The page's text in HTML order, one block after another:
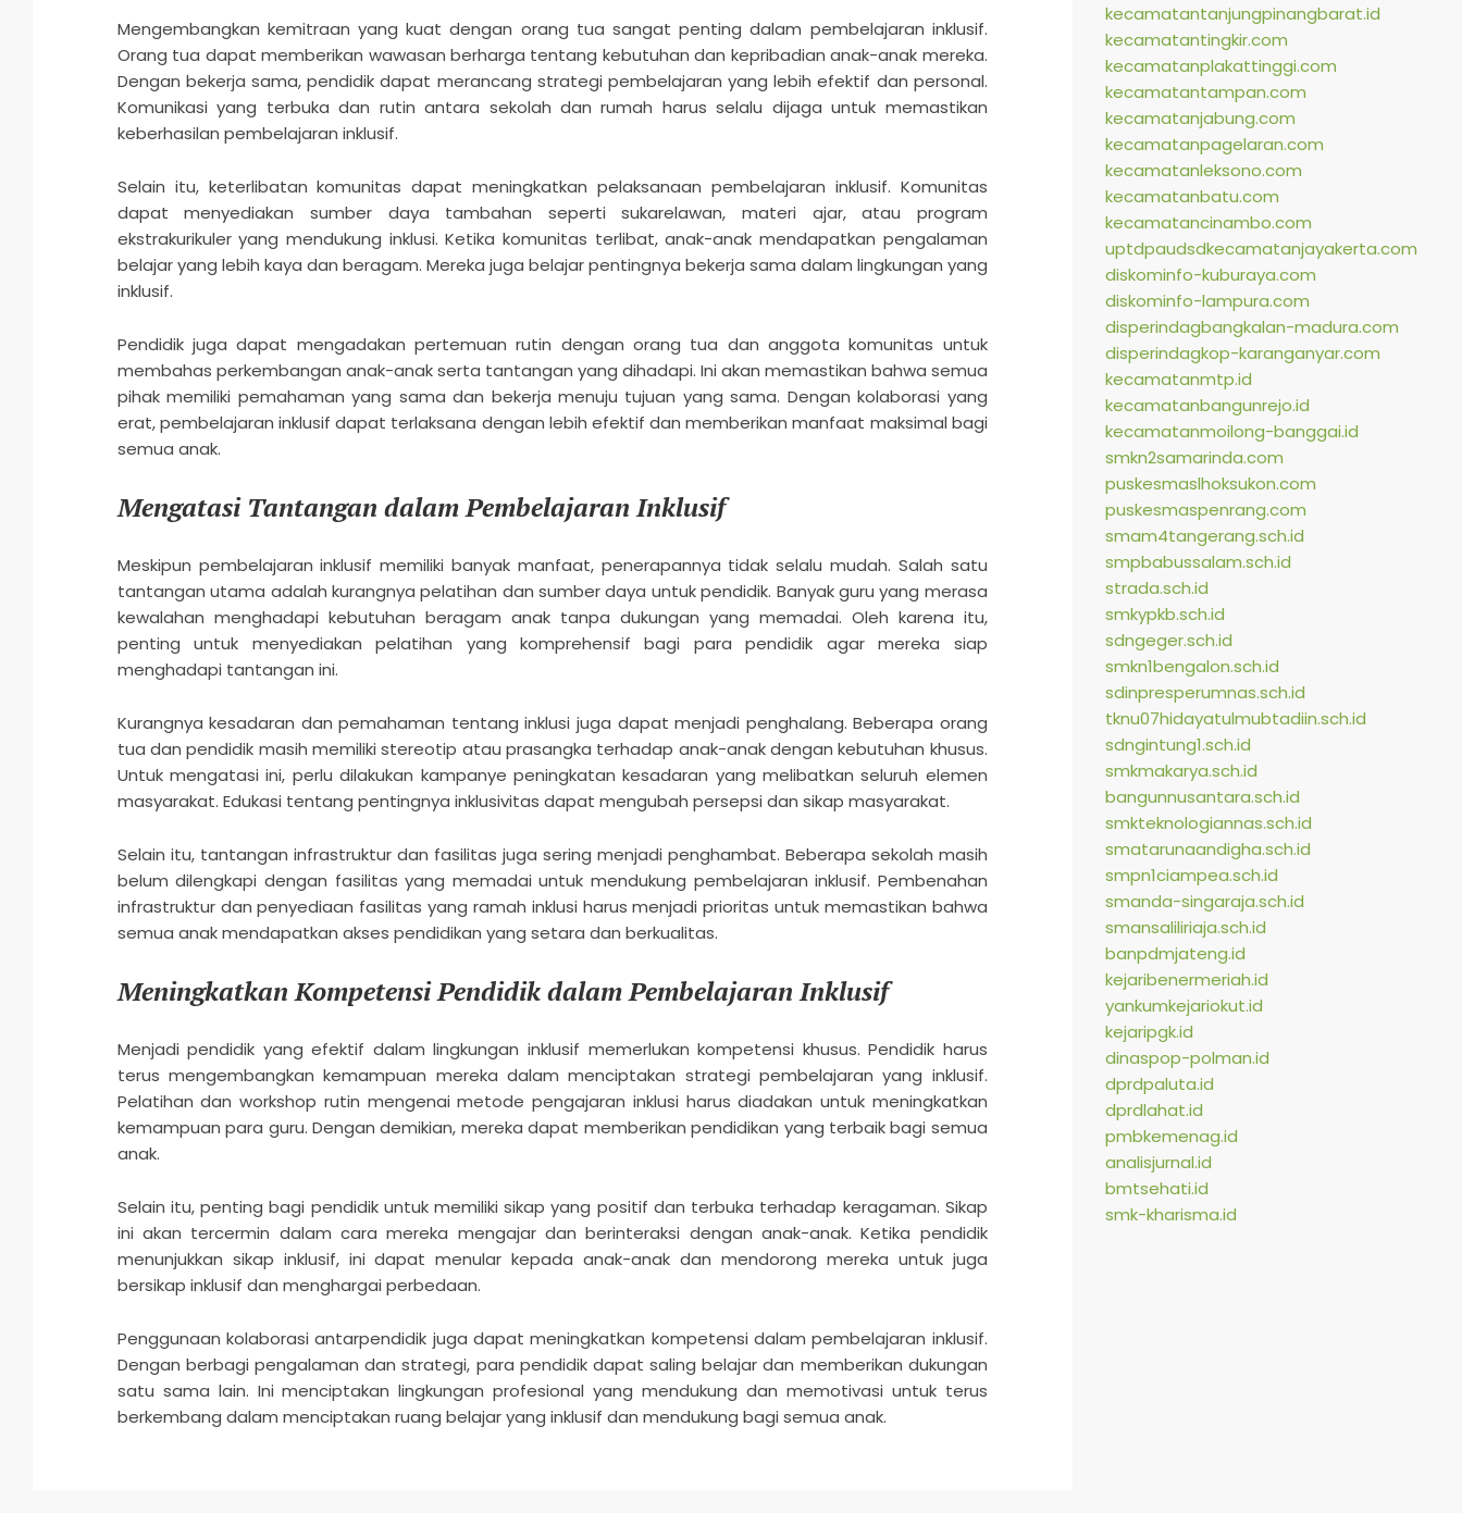
Mengembangkan kemitraan yang kuat dengan orang tua sangat penting dalam pembelajaran inklusif.
Orang tua dapat memberikan wawasan berharga tentang kebutuhan dan kepribadian anak-anak mereka.
Dengan bekerja sama, pendidik dapat merancang strategi pembelajaran yang lebih efektif dan personal.
Komunikasi yang terbuka dan rutin antara sekolah dan rumah harus selalu dijaga untuk memastikan
keberhasilan pembelajaran inklusif.
Selain itu, keterlibatan komunitas dapat meningkatkan pelaksanaan pembelajaran inklusif. Komunitas
dapat menyediakan sumber daya tambahan seperti sukarelawan, materi ajar, atau program
ekstrakurikuler yang mendukung inklusi. Ketika komunitas terlibat, anak-anak mendapatkan pengalaman
belajar yang lebih kaya dan beragam. Mereka juga belajar pentingnya bekerja sama dalam lingkungan yang
inklusif.
Pendidik juga dapat mengadakan pertemuan rutin dengan orang tua dan anggota komunitas untuk
membahas perkembangan anak-anak serta tantangan yang dihadapi. Ini akan memastikan bahwa semua
pihak memiliki pemahaman yang sama dan bekerja menuju tujuan yang sama. Dengan kolaborasi yang
erat, pembelajaran inklusif dapat terlaksana dengan lebih efektif dan memberikan manfaat maksimal bagi
semua anak.
Mengatasi Tantangan dalam Pembelajaran Inklusif
Meskipun pembelajaran inklusif memiliki banyak manfaat, penerapannya tidak selalu mudah. Salah satu
tantangan utama adalah kurangnya pelatihan dan sumber daya untuk pendidik. Banyak guru yang merasa
kewalahan menghadapi kebutuhan beragam anak tanpa dukungan yang memadai. Oleh karena itu,
penting untuk menyediakan pelatihan yang komprehensif bagi para pendidik agar mereka siap
menghadapi tantangan ini.
Kurangnya kesadaran dan pemahaman tentang inklusi juga dapat menjadi penghalang. Beberapa orang
tua dan pendidik masih memiliki stereotip atau prasangka terhadap anak-anak dengan kebutuhan khusus.
Untuk mengatasi ini, perlu dilakukan kampanye peningkatan kesadaran yang melibatkan seluruh elemen
masyarakat. Edukasi tentang pentingnya inklusivitas dapat mengubah persepsi dan sikap masyarakat.
Selain itu, tantangan infrastruktur dan fasilitas juga sering menjadi penghambat. Beberapa sekolah masih
belum dilengkapi dengan fasilitas yang memadai untuk mendukung pembelajaran inklusif. Pembenahan
infrastruktur dan penyediaan fasilitas yang ramah inklusi harus menjadi prioritas untuk memastikan bahwa
semua anak mendapatkan akses pendidikan yang setara dan berkualitas.
Meningkatkan Kompetensi Pendidik dalam Pembelajaran Inklusif
Menjadi pendidik yang efektif dalam lingkungan inklusif memerlukan kompetensi khusus. Pendidik harus
terus mengembangkan kemampuan mereka dalam menciptakan strategi pembelajaran yang inklusif.
Pelatihan dan workshop rutin mengenai metode pengajaran inklusi harus diadakan untuk meningkatkan
kemampuan para guru. Dengan demikian, mereka dapat memberikan pendidikan yang terbaik bagi semua
anak.
Selain itu, penting bagi pendidik untuk memiliki sikap yang positif dan terbuka terhadap keragaman. Sikap
ini akan tercermin dalam cara mereka mengajar dan berinteraksi dengan anak-anak. Ketika pendidik
menunjukkan sikap inklusif, ini dapat menular kepada anak-anak dan mendorong mereka untuk juga
bersikap inklusif dan menghargai perbedaan.
Penggunaan kolaborasi antarpendidik juga dapat meningkatkan kompetensi dalam pembelajaran inklusif.
Dengan berbagi pengalaman dan strategi, para pendidik dapat saling belajar dan memberikan dukungan
satu sama lain. Ini menciptakan lingkungan profesional yang mendukung dan memotivasi untuk terus
berkembang dalam menciptakan ruang belajar yang inklusif dan mendukung bagi semua anak.
kecamatantanjungpinangbarat.id
kecamatantingkir.com
kecamatanplakattinggi.com
kecamatantampan.com
kecamatanjabung.com
kecamatanpagelaran.com
kecamatanleksono.com
kecamatanbatu.com
kecamatancinambo.com
uptdpaudsdkecamatanjayakerta.com
diskominfo-kuburaya.com
diskominfo-lampura.com
disperindagbangkalan-madura.com
disperindagkop-karanganyar.com
kecamatanmtp.id
kecamatanbangunrejo.id
kecamatanmoilong-banggai.id
smkn2samarinda.com
puskesmaslhoksukon.com
puskesmaspenrang.com
smam4tangerang.sch.id
smpbabussalam.sch.id
strada.sch.id
smkypkb.sch.id
sdngeger.sch.id
smkn1bengalon.sch.id
sdinpresperumnas.sch.id
tknu07hidayatulmubtadiin.sch.id
sdngintung1.sch.id
smkmakarya.sch.id
bangunnusantara.sch.id
smkteknologiannas.sch.id
smatarunaandigha.sch.id
smpn1ciampea.sch.id
smanda-singaraja.sch.id
smansaliliriaja.sch.id
banpdmjateng.id
kejaribenermeriah.id
yankumkejariokut.id
kejaripgk.id
dinaspop-polman.id
dprdpaluta.id
dprdlahat.id
pmbkemenag.id
analisjurnal.id
bmtsehati.id
smk-kharisma.id